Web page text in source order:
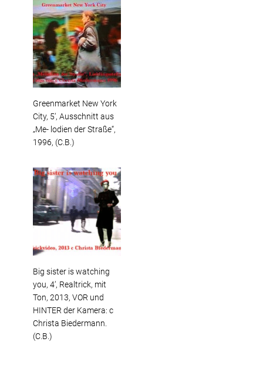
Greenmarket New York
City, 5‘, Ausschnitt aus
„Me- lodien der Straße“,
1996, (C.B.)
Big sister is watching
you, 4‘, Realtrick, mit
Ton, 2013, VOR und
HINTER der Kamera: c
Christa Biedermann.
(C.B.)